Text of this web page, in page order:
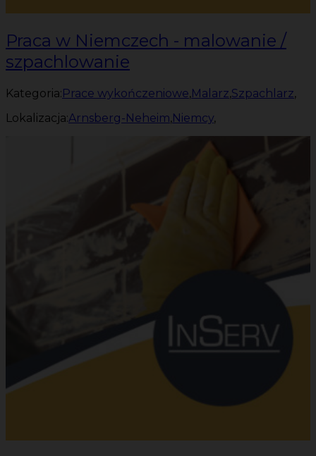
Praca w Niemczech - malowanie /
szpachlowanie
Kategoria:Prace wykończeniowe,Malarz,Szpachlarz,
Lokalizacja:Arnsberg-Neheim,Niemcy,